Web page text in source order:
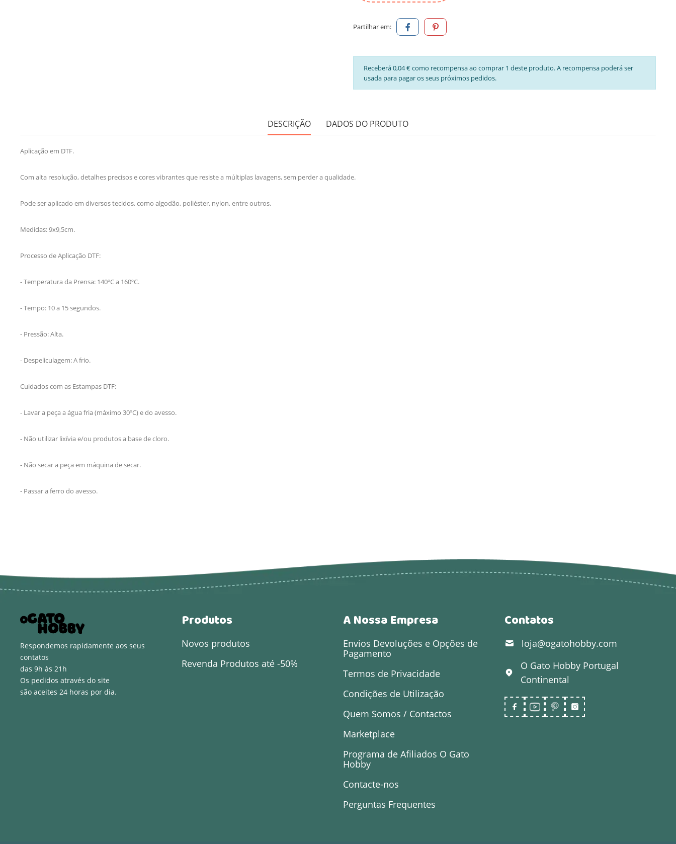
Partilhar em:
Receberá 0,04 € como recompensa ao comprar 1 deste produto. A recompensa poderá ser
usada para pagar os seus próximos pedidos.
DESCRIÇÃO DADOS DO PRODUTO
Aplicação em DTF.
Com alta resolução, detalhes precisos e cores vibrantes que resiste a múltiplas lavagens, sem perder a qualidade.
Pode ser aplicado em diversos tecidos, como algodão, poliéster, nylon, entre outros.
Medidas: 9x9,5cm.
Processo de Aplicação DTF:
- Temperatura da Prensa: 140ºC a 160ºC.
- Tempo: 10 a 15 segundos.
- Pressão: Alta.
- Despeliculagem: A frio.
Cuidados com as Estampas DTF:
- Lavar a peça a água fria (máximo 30ºC) e do avesso.
- Não utilizar lixívia e/ou produtos a base de cloro.
- Não secar a peça em máquina de secar.
- Passar a ferro do avesso.
Respondemos rapidamente aos seus
contatos
das 9h às 21h
Os pedidos através do site
são aceites 24 horas por dia.
Produtos
Novos produtos
Revenda Produtos até -50%
A Nossa Empresa
Envios Devoluções e Opções de
Pagamento
Termos de Privacidade
Condições de Utilização
Quem Somos / Contactos
Marketplace
Programa de Afiliados O Gato
Hobby
Contacte-nos
Perguntas Frequentes
Contatos
loja@ogatohobby.com
O Gato Hobby Portugal
Continental